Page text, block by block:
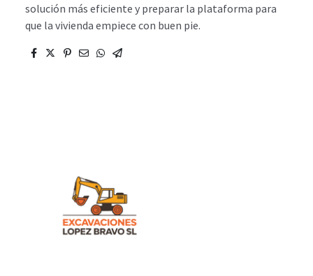
solución más eficiente y preparar la plataforma para
que la vivienda empiece con buen pie.